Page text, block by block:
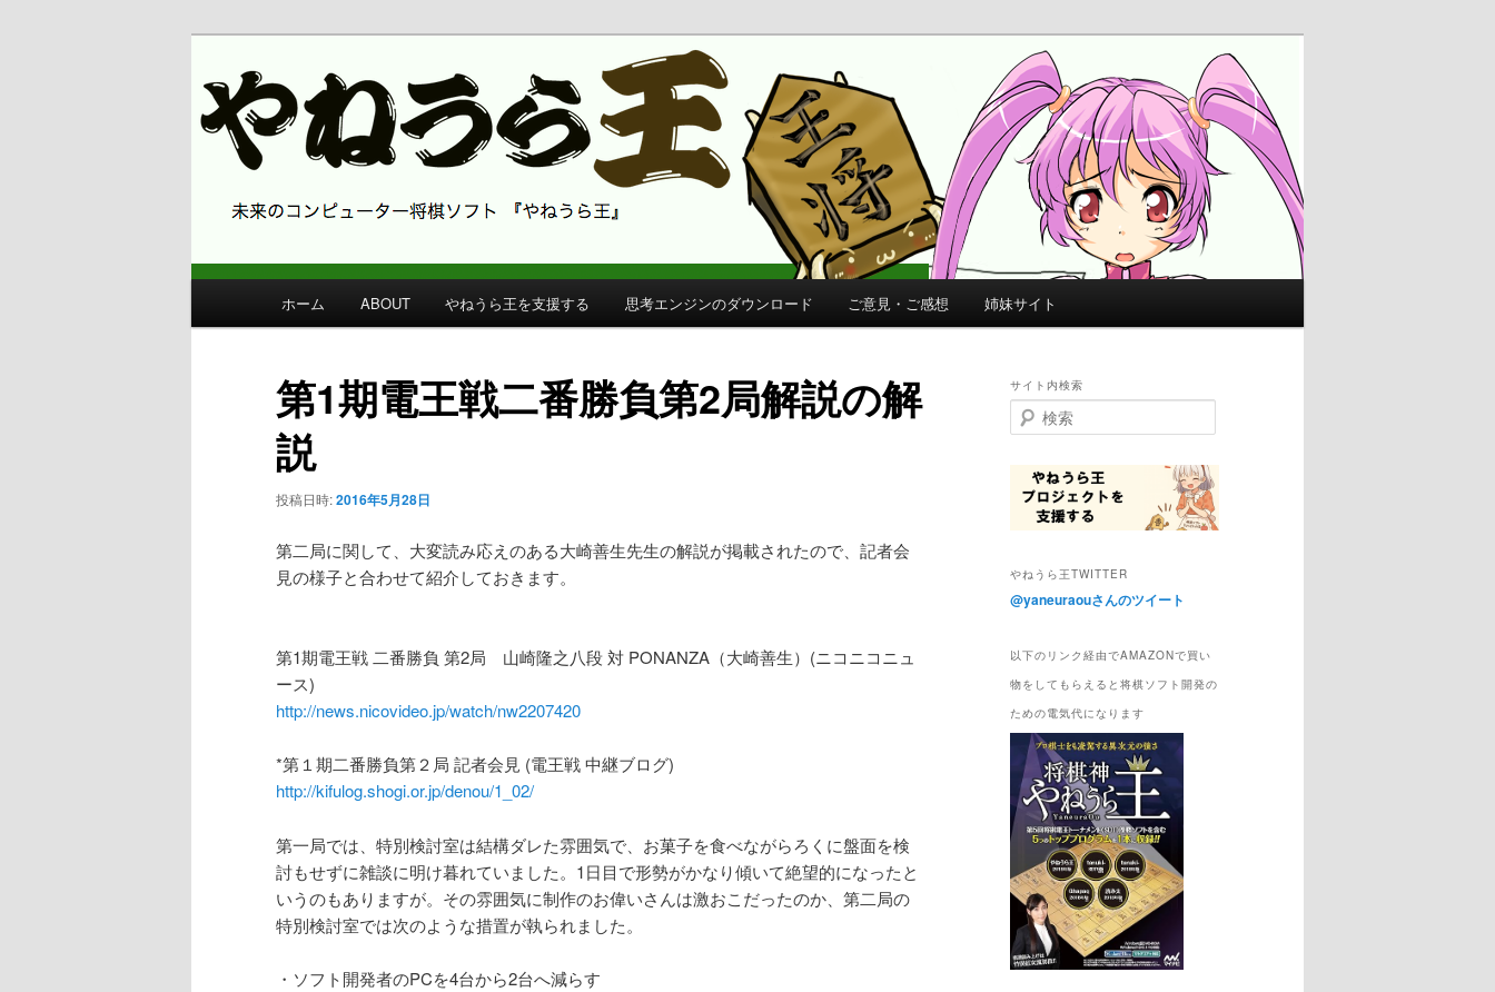
やねうら王 公式サイト
メ
ン
コ
テ
ツ
移
動
ホーム ABOUT やねうら王を支援する 思考エンジンのダウンロード ご意見・ご感想 姉妹サイト
第1期電王戦二番勝負第2局解説の解
説
投稿日時:2016年5月28日
第二局に関して、大変読み応えのある大崎善生先生の解説が掲載されたので、記者会
見の様子と合わせて紹介しておきます。
第1期電王戦 二番勝負 第2局 山崎隆之八段 対 PONANZA（大崎善生）(ニコニコニュ
ース)
http://news.nicovideo.jp/watch/nw2207420
*第１期二番勝負第２局 記者会見 (電王戦 中継ブログ)
http://kifulog.shogi.or.jp/denou/1_02/
第一局では、特別検討室は結構ダレた雰囲気で、お菓子を食べながらろくに盤面を検
討もせずに雑談に明け暮れていました。1日目で形勢がかなり傾いて絶望的になったと
いうのもありますが。その雰囲気に制作のお偉いさんは激おこだったのか、第二局の
特別検討室では次のような措置が執られました。
・ソフト開発者のPCを4台から2台へ減らす
サイト内検索
検
索
やねうら王TWITTER
@yaneuraouさんのツイート
以下のリンク経由でAMAZONで買い
物をしてもらえると将棋ソフト開発の
ための電気代になります